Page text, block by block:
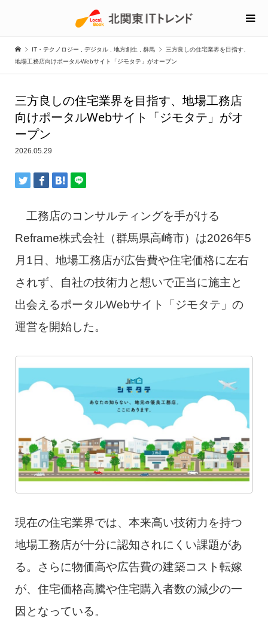
IT・テクノロジー デジタル 地方創生 群馬
三方良しの住宅業界を目指す、
地場工務店向けポータルWebサイト「ジモタテ」がオープン
三方良しの住宅業界を目指す、地場工務店
向けポータルWebサイト「ジモタテ」がオ
ープン
2026.05.29
工務店のコンサルティングを手がける
Reframe株式会社（群馬県高崎市）は2026年5
月1日、地場工務店が広告費や住宅価格に左右
されず、自社の技術力と想いで正当に施主と
出会えるポータルWebサイト「ジモタテ」の
運営を開始した。
現在の住宅業界では、本来高い技術力を持つ
地場工務店が十分に認知されにくい課題があ
る。さらに物価高や広告費の建築コスト転嫁
が、住宅価格高騰や住宅購入者数の減少の一
因となっている。